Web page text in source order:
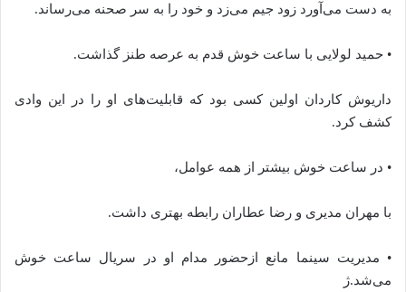
به دست می‌آورد زود جیم می‌زد و خود را به سر صحنه می‌رساند.
• حمید لولایی با ساعت خوش قدم به عرصه طنز گذاشت.
داریوش کاردان اولین کسی بود که قابلیت‌های او را در این وادی
کشف کرد.
• در ساعت خوش بیشتر از همه عوامل،
با مهران مدیری و رضا عطاران رابطه بهتری داشت.
• مدیریت سینما مانع ازحضور مدام او در سریال ساعت خوش
می‌شد.ژ